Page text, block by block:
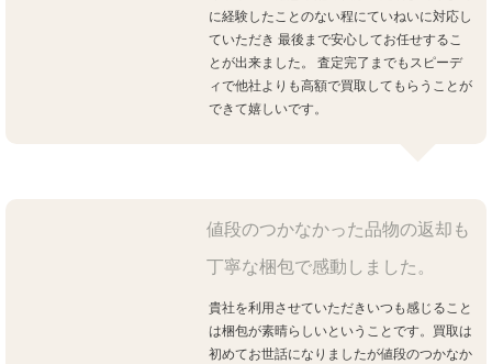
に経験したことのない程にていねいに対応し
ていただき 最後まで安心してお任せするこ
とが出来ました。
査定完了までもスピーデ
ィで他社よりも高額で買取してもらうことが
できて嬉しいです。
値段のつかなかった品物の返却も
丁寧な梱包で感動しました。
貴社を利用させていただきいつも感じること
は梱包が素晴らしいということです。買取は
初めてお世話になりましたが値段のつかなか